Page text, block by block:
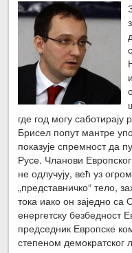
где год могу саботирају
Брисел попут мантре
показује спремност да
Русе. Чланови
не одлучују, већ уз
„представничко“ тело,
тока иако он заједно са
енергетску безбедност
председник Европске
степеном